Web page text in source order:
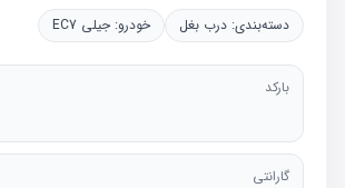
دسته‌بندی: درب بغل خودرو: جیلی EC7
بارکد
گارانتی